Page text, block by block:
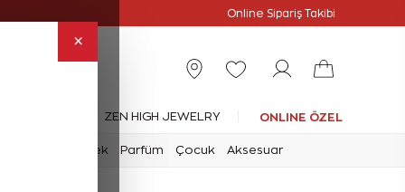
×
Online Sipariş Takibi
ZEN HIGH JEWELRY ONLINE ÖZEL
Erkek Parfüm Çocuk Aksesuar